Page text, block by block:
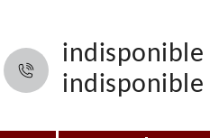
indisponible
indisponible